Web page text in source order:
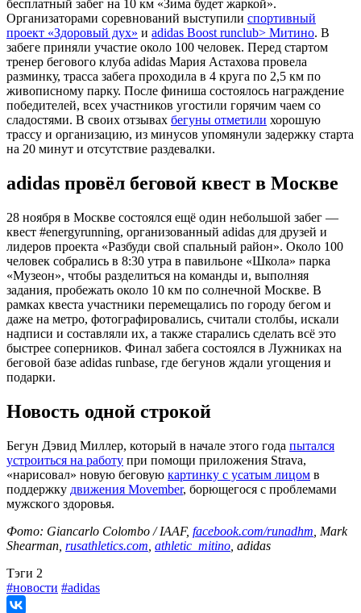
бесплатный забег на 10 км «Зима будет жаркой».
Организаторами соревнований выступили спортивный
проект «Здоровый дух» и adidas Boost runclub> Митино. В
забеге приняли участие около 100 человек. Перед стартом
тренер бегового клуба adidas Мария Астахова провела
разминку, трасса забега проходила в 4 круга по 2,5 км по
живописному парку. После финиша состоялось награждение
победителей, всех участников угостили горячим чаем со
сладостями. В своих отзывах бегуны отметили хорошую
трассу и организацию, из минусов упомянули задержку старта
на 20 минут и отсутствие раздевалки.
adidas провёл беговой квест в Москве
28 ноября в Москве состоялся ещё один небольшой забег —
квест #energyrunning, организованный adidas для друзей и
лидеров проекта «Разбуди свой спальный район». Около 100
человек собрались в 8:30 утра в павильоне «Школа» парка
«Музеон», чтобы разделиться на команды и, выполняя
задания, пробежать около 10 км по солнечной Москве. В
рамках квеста участники перемещались по городу бегом и
даже на метро, фотографировались, считали столбы, искали
надписи и составляли их, а также старались сделать всё это
быстрее соперников. Финал забега состоялся в Лужниках на
беговой базе adidas runbase, где бегунов ждали угощения и
подарки.
Новость одной строкой
Бегун Дэвид Миллер, который в начале этого года пытался
устроиться на работу при помощи приложения Strava,
«нарисовал» новую беговую картинку с усатым лицом в
поддержку движения Movember, борющегося с проблемами
мужского здоровья.
Фото: Giancarlo Colombo / IAAF, facebook.com/runadhm , Mark
Shearman, rusathletics.com athletic_mitino , adidas
Tэги 2
#новости #adidas